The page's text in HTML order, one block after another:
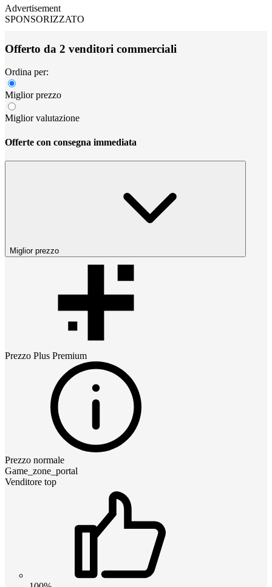
Advertisement
SPONSORIZZATO
Offerto da 2 venditori commerciali
Ordina per:
Miglior prezzo
Miglior valutazione
Offerte con consegna immediata
Miglior prezzo
Prezzo Plus Premium
Prezzo normale
Game_zone_portal
Venditore top